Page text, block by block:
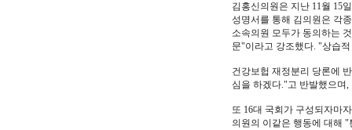
김홍신의원은 지난 11월 15
성명서를 통해 김의원은 각
소속의원 모두가 동의하는
문"이라고 강조했다. "상습
건강보헙 재정분리 당론에
심을 하겠다."고 반발했으며
또 16대 국회가 구성되자마
의원의 이같은 행동에 대해